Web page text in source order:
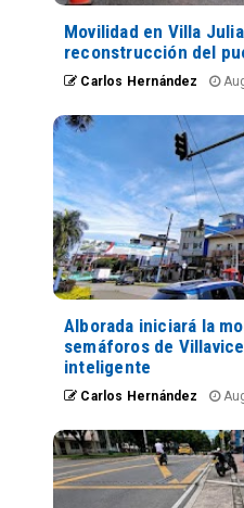
Movilidad en Villa
reconstrucción del
Carlos Hernández
Alborada iniciará la
semáforos de
inteligente
Carlos Hernández